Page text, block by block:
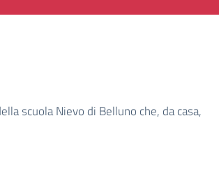
scuola Nievo di Belluno che, da casa,